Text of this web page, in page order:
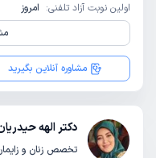
اولین نوبت آزاد تلفنی: امروز
مشاوره آنلاین بگیرید
دکتر الهه
تخصص زنان و